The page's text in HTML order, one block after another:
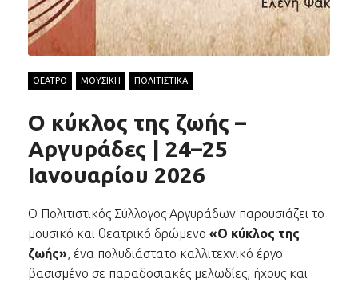
ΘΕΑΤΡΟ ΜΟΥΣΙΚΗ ΠΟΛΙΤΙΣΤΙΚΑ
Ο κύκλος της ζωής –
Αργυράδες | 24–25
Ιανουαρίου 2026
Ο Πολιτιστικός Σύλλογος Αργυράδων παρουσιάζει το
μουσικό και θεατρικό δρώμενο «Ο κύκλος της
ζωής», ένα πολυδιάστατο καλλιτεχνικό έργο
βασισμένο σε παραδοσιακές μελωδίες, ήχους και